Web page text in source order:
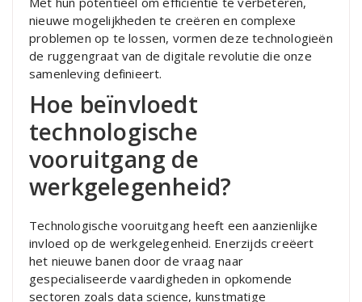
nieuwe mogelijkheden te creëren en complexe
problemen op te lossen, vormen deze technologieën
de ruggengraat van de digitale revolutie die onze
samenleving definieert.
Hoe beïnvloedt
technologische
vooruitgang de
werkgelegenheid?
Technologische vooruitgang heeft een aanzienlijke
invloed op de werkgelegenheid. Enerzijds creëert
het nieuwe banen door de vraag naar
gespecialiseerde vaardigheden in opkomende
sectoren zoals data science, kunstmatige